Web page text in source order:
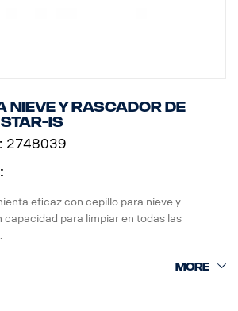
nieve y rascador de
Star-Is
2748039
eficaz con cepillo para nieve y
capacidad para limpiar en todas las
Is lleva un rascador de goma integrado
la nieve mojada y pesada. El cabezal del